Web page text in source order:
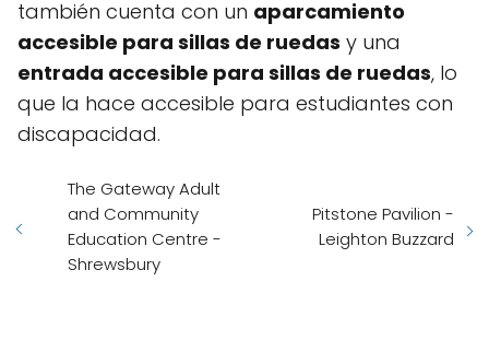
también cuenta con un aparcamiento
accesible para sillas de ruedas y una
entrada accesible para sillas de ruedas, lo
que la hace accesible para estudiantes con
discapacidad.
The Gateway Adult
and Community
Education Centre -
Shrewsbury
Pitstone Pavilion -
Leighton Buzzard